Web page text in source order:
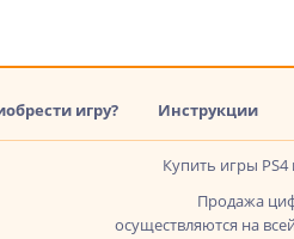
игру? Инструкции
Купить игры
Продажа
осуществляются на